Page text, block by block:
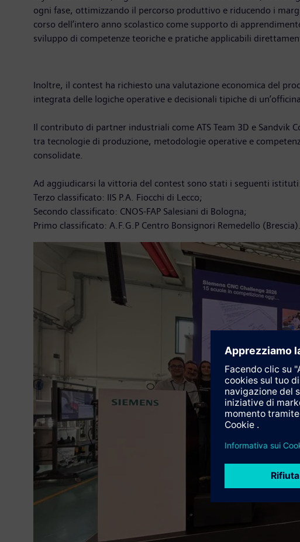
ogni fase, ottimizzando il percorso produttivo e riducendo i
corso dell’intero anno scolastico come supporto di
sviluppo di competenze teoriche e pratiche applicabili
Inoltre, il contest ha richiesto una valutazione economica del
integrata delle logiche operative e decisionali tipiche di
Il contributo di partner industriali come ATS Team 3D e Sandvik
tra tecnologie di produzione, metodologie operative e
consolidate.
Ad aggiudicarsi la vittoria del contest sono stati i seguenti
Terzo classificato: IIS P.A. Fiocchi di Lecco;
Secondo classificato: CNOS-FAP Salesiani di Bologna;
Primo classificato: A.F.G.P Centro Bonsignori Remedello (Brescia).